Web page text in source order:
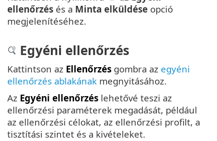
ellenőrzés és a Minta elküldése opció
megjelenítéséhez.
Egyéni ellenőrzés
Kattintson az Ellenőrzés gombra az egyéni
ellenőrzés ablakának megnyitásához.
Az Egyéni ellenőrzés lehetővé teszi az
ellenőrzési paraméterek megadását, például
az ellenőrzési célokat, az ellenőrzési profilt, a
tisztítási szintet és a kivételeket.